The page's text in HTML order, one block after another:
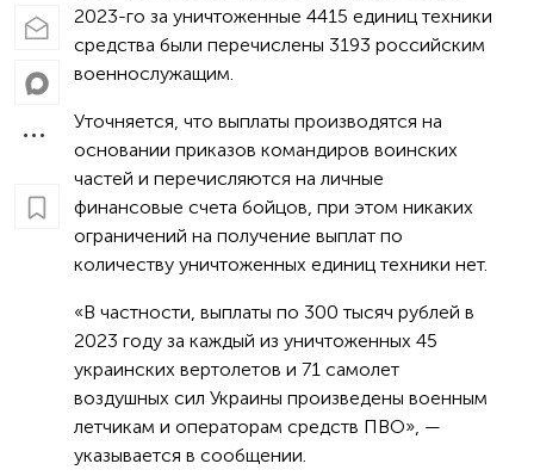
2023-го за уничтоженные 4415 единиц техники
средства были перечислены 3193 российским
военнослужащим.
Уточняется, что выплаты производятся на
основании приказов командиров воинских
частей и перечисляются на личные
финансовые счета бойцов, при этом никаких
ограничений на получение выплат по
количеству уничтоженных единиц техники нет.
«В частности, выплаты по 300 тысяч рублей в
2023 году за каждый из уничтоженных 45
украинских вертолетов и 71 самолет
воздушных сил Украины произведены военным
летчикам и операторам средств ПВО», —
указывается в сообщении.